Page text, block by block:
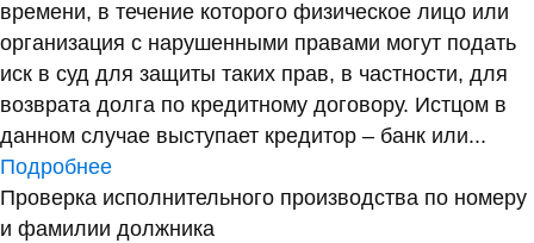
времени, в течение которого физическое лицо или
организация с нарушенными правами могут подать
иск в суд для защиты таких прав, в частности, для
возврата долга по кредитному договору. Истцом в
данном случае выступает кредитор – банк или...
Подробнее
Проверка исполнительного производства по номеру
и фамилии должника